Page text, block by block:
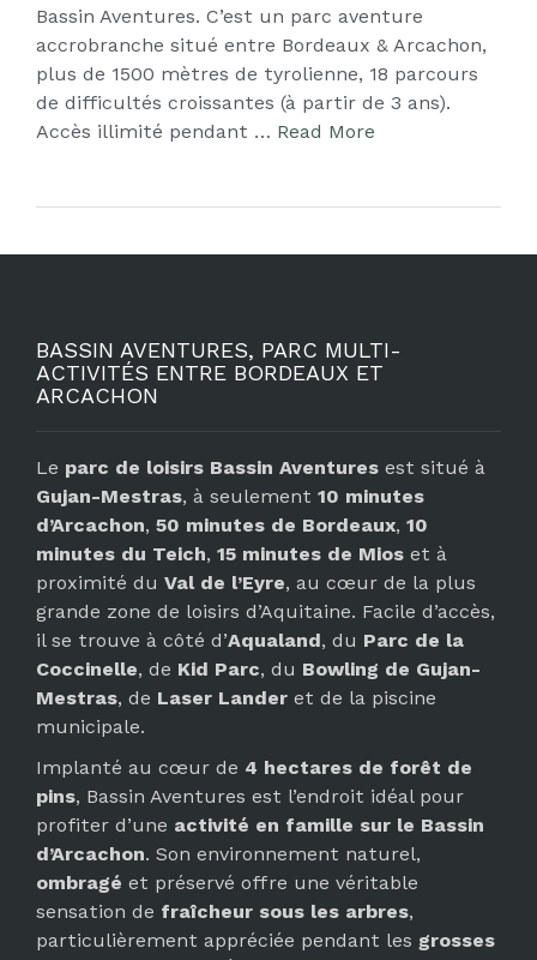
Bassin Aventures. C’est un parc aventure
accrobranche situé entre Bordeaux & Arcachon,
plus de 1500 mètres de tyrolienne, 18 parcours
de difficultés croissantes (à partir de 3 ans).
Accès illimité pendant … Read More
BASSIN AVENTURES, PARC MULTI-
ACTIVITÉS ENTRE BORDEAUX ET
ARCACHON
Le parc de loisirs Bassin Aventures est situé à
Gujan-Mestras, à seulement 10 minutes
d’Arcachon, 50 minutes de Bordeaux, 10
minutes du Teich, 15 minutes de Mios et à
proximité du Val de l’Eyre, au cœur de la plus
grande zone de loisirs d’Aquitaine. Facile d’accès,
il se trouve à côté d’Aqualand, du Parc de la
Coccinelle, de Kid Parc, du Bowling de Gujan-
Mestras, de Laser Lander et de la piscine
municipale.
Implanté au cœur de 4 hectares de forêt de
pins, Bassin Aventures est l’endroit idéal pour
profiter d’une activité en famille sur le Bassin
d’Arcachon. Son environnement naturel,
ombragé et préservé offre une véritable
sensation de fraîcheur sous les arbres,
particulièrement appréciée pendant les grosses